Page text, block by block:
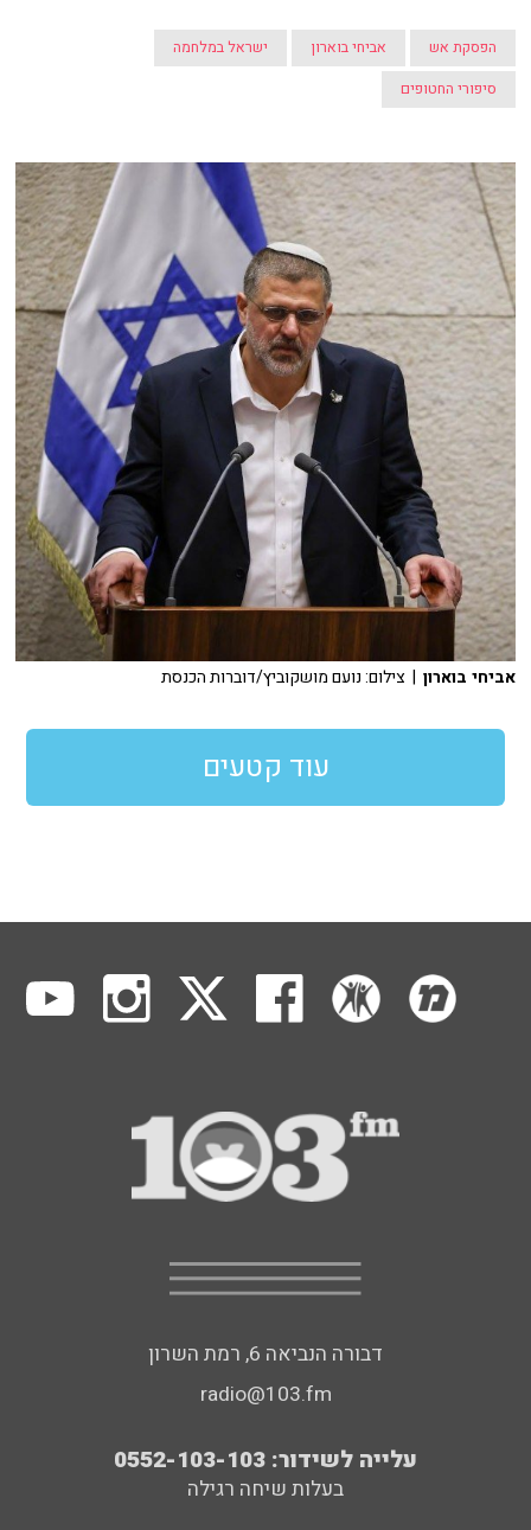
הפסקת אש אביחי בוארון
ישראל במלחמה
סיפורי החטופים
אביחי בוארון | צילום: נועם מושקוביץ/דוברות הכנסת
עוד קטעים
דבורה הנביאה 6, רמת השרון
radio@103.fm
עלייה לשידור: 0552-103-103
בעלות שיחה רגילה